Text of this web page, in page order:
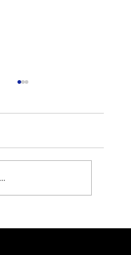
2025 wrapped